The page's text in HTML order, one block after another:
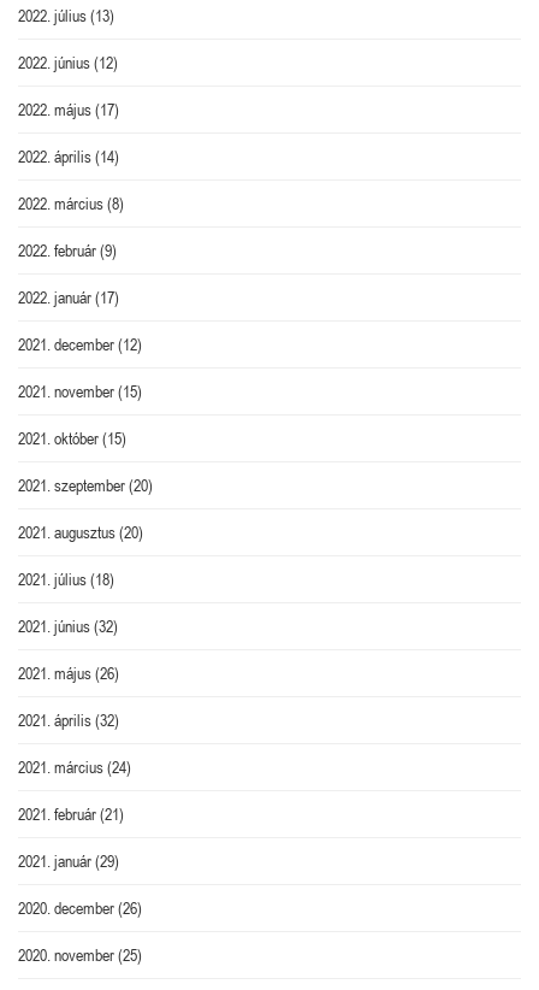
2022. július(13)
2022. június(12)
2022. május(17)
2022. április(14)
2022. március(8)
2022. február(9)
2022. január(17)
2021. december(12)
2021. november(15)
2021. október(15)
2021. szeptember(20)
2021. augusztus(20)
2021. július(18)
2021. június(32)
2021. május(26)
2021. április(32)
2021. március(24)
2021. február(21)
2021. január(29)
2020. december(26)
2020. november(25)